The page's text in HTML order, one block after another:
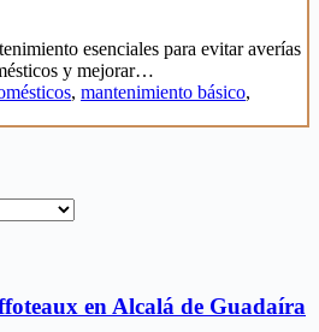
esenciales para evitar averías
y mejorar…
, mantenimiento básico,
en Alcalá de Guadaíra